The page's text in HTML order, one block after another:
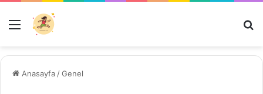
Menü
Anasayfa /Genel